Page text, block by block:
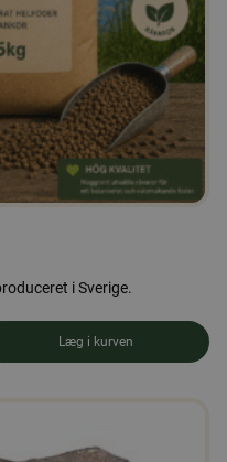
i Sverige.
piller 25 kg
Læg i kurven